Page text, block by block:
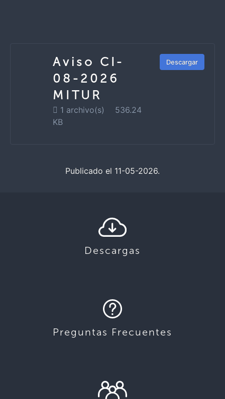
Aviso CI-
08-2026
MITUR
1 archivo(s)
536.24
KB
Descargar
Publicado el 11-05-2026.
Descargas
Preguntas Frecuentes